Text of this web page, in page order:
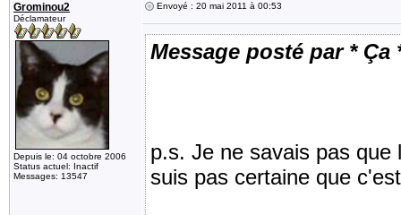
Grominou2
Déclamateur
Depuis le: 04 octobre 2006
Status actuel: Inactif
Messages: 13547
Envoyé : 20 mai 2011 à 00:53
Message posté par * Ça
p.s. Je ne savais pas
suis pas certaine que